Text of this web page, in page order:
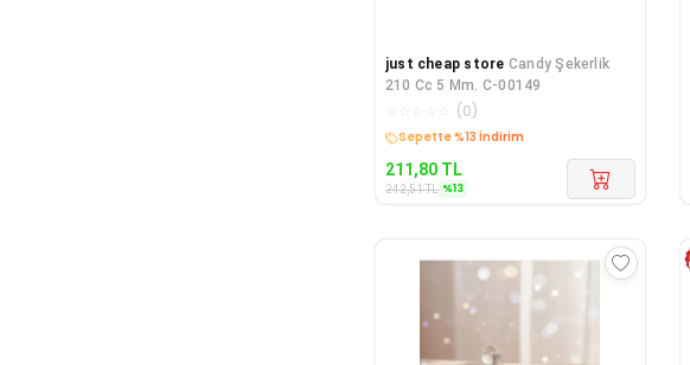
just cheap store Candy Şekerlik
210 Cc 5 Mm. C-00149
(0)
Kargo Bedava
211,80 TL
242,51TL %13